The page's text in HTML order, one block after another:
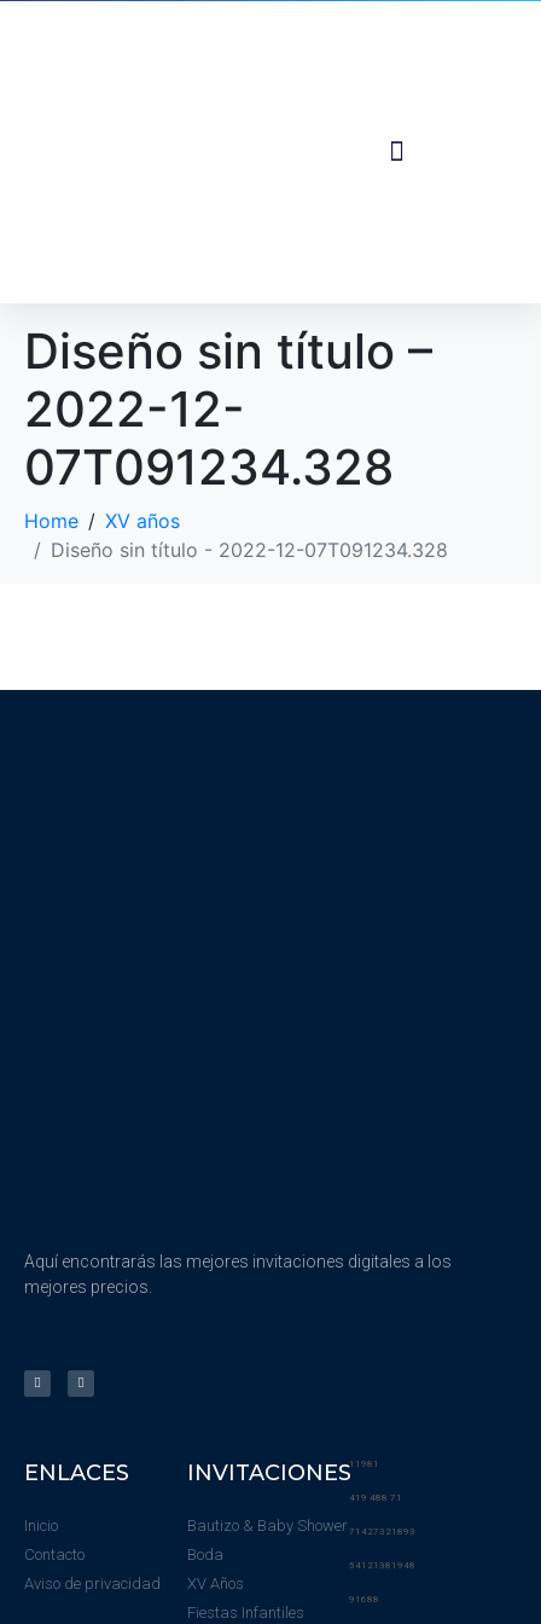
Diseño sin título –
2022-12-
07T091234.328
Home
XV años
Diseño sin título - 2022-12-07T091234.328
Aquí encontrarás las mejores invitaciones digitales a los
mejores precios.
ENLACES
Inicio
Contacto
Aviso de privacidad
INVITACIONES
Bautizo & Baby Shower
Boda
XV Años
Fiestas Infantiles
11981
419 488 71
71427321893
54121381948
91688